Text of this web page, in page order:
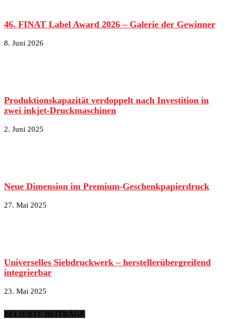
46. FINAT Label Award 2026 – Galerie der Gewinner
8. Juni 2026
Produktionskapazität verdoppelt nach Investition in
zwei inkjet-Druckmaschinen
2. Juni 2025
Neue Dimension im Premium-Geschenkpapierdruck
27. Mai 2025
Universelles Siebdruckwerk – herstellerübergreifend
integrierbar
23. Mai 2025
BELIEBTE BEITRÄGE